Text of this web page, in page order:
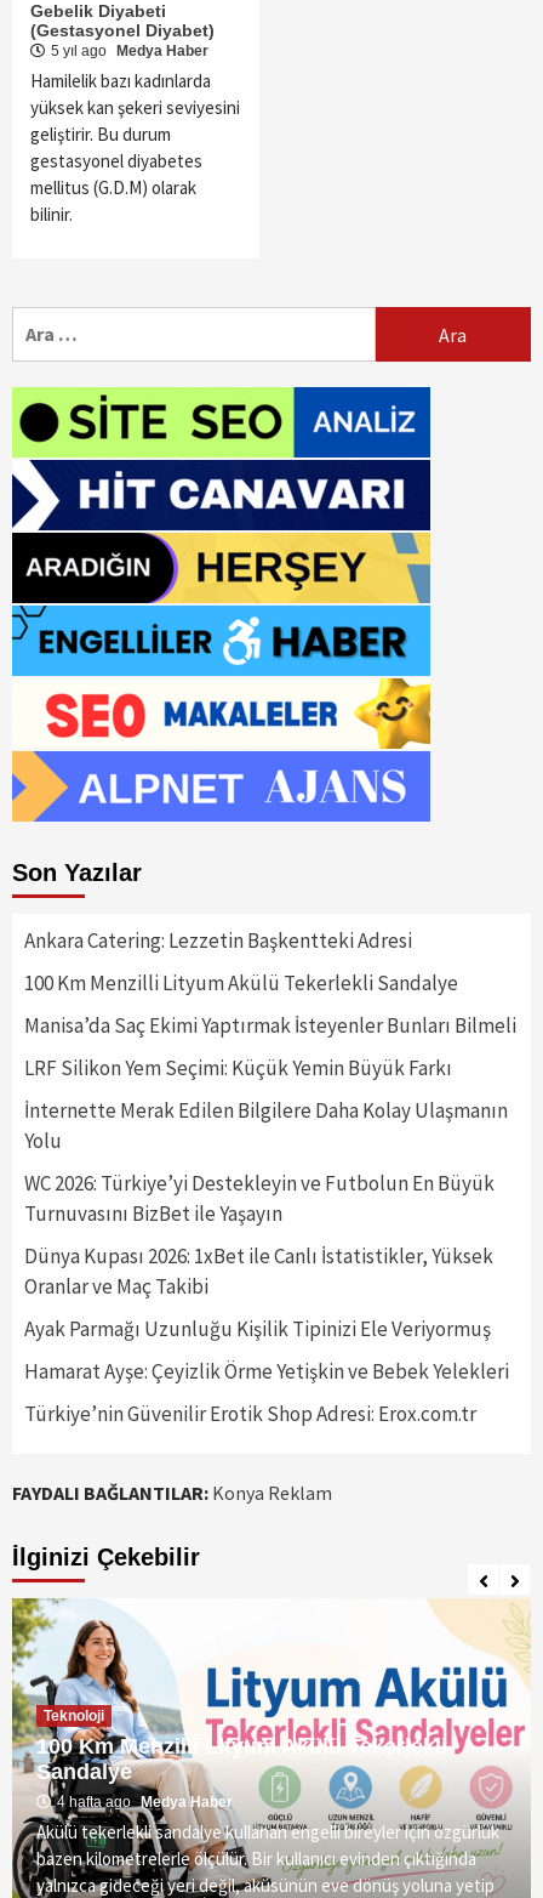
Gebelik Diyabeti
(Gestasyonel Diyabet)
5 yıl ago Medya Haber
Hamilelik bazı kadınlarda
yüksek kan şekeri seviyesini
geliştirir. Bu durum
gestasyonel diyabetes
mellitus (G.D.M) olarak
bilinir.
Son Yazılar
Ankara Catering: Lezzetin Başkentteki Adresi
100 Km Menzilli Lityum Akülü Tekerlekli Sandalye
Manisa’da Saç Ekimi Yaptırmak İsteyenler Bunları Bilmeli
LRF Silikon Yem Seçimi: Küçük Yemin Büyük Farkı
İnternette Merak Edilen Bilgilere Daha Kolay Ulaşmanın
Yolu
WC 2026: Türkiye’yi Destekleyin ve Futbolun En Büyük
Turnuvasını BizBet ile Yaşayın
Dünya Kupası 2026: 1xBet ile Canlı İstatistikler, Yüksek
Oranlar ve Maç Takibi
Ayak Parmağı Uzunluğu Kişilik Tipinizi Ele Veriyormuş
Hamarat Ayşe: Çeyizlik Örme Yetişkin ve Bebek Yelekleri
Türkiye’nin Güvenilir Erotik Shop Adresi: Erox.com.tr
FAYDALI BAĞLANTILAR: Konya Reklam
İlginizi Çekebilir
Teknoloji
100 Km Menzilli Lityum Akülü Tekerlekli
Sandalye
4 hafta ago Medya Haber
Akülü tekerlekli sandalye kullanan engelli bireyler için özgürlük
bazen kilometrelerle ölçülür. Bir kullanıcı evinden çıktığında
yalnızca gideceği yeri değil, aküsünün eve dönüş yoluna yetip